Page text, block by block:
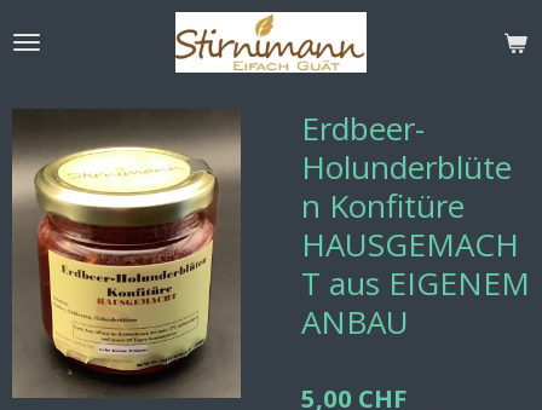
Hauptinhalt
Erdbeer-
Holunderblüte
n Konfitüre
HAUSGEMACH
T aus EIGENEM
ANBAU
5,00 CHF